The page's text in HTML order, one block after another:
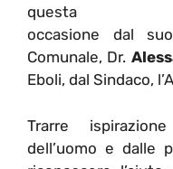
questa
occasione dal
Comunale, Dr.
Eboli, dal Sindaco,
Trarre
dell’uomo e dalle